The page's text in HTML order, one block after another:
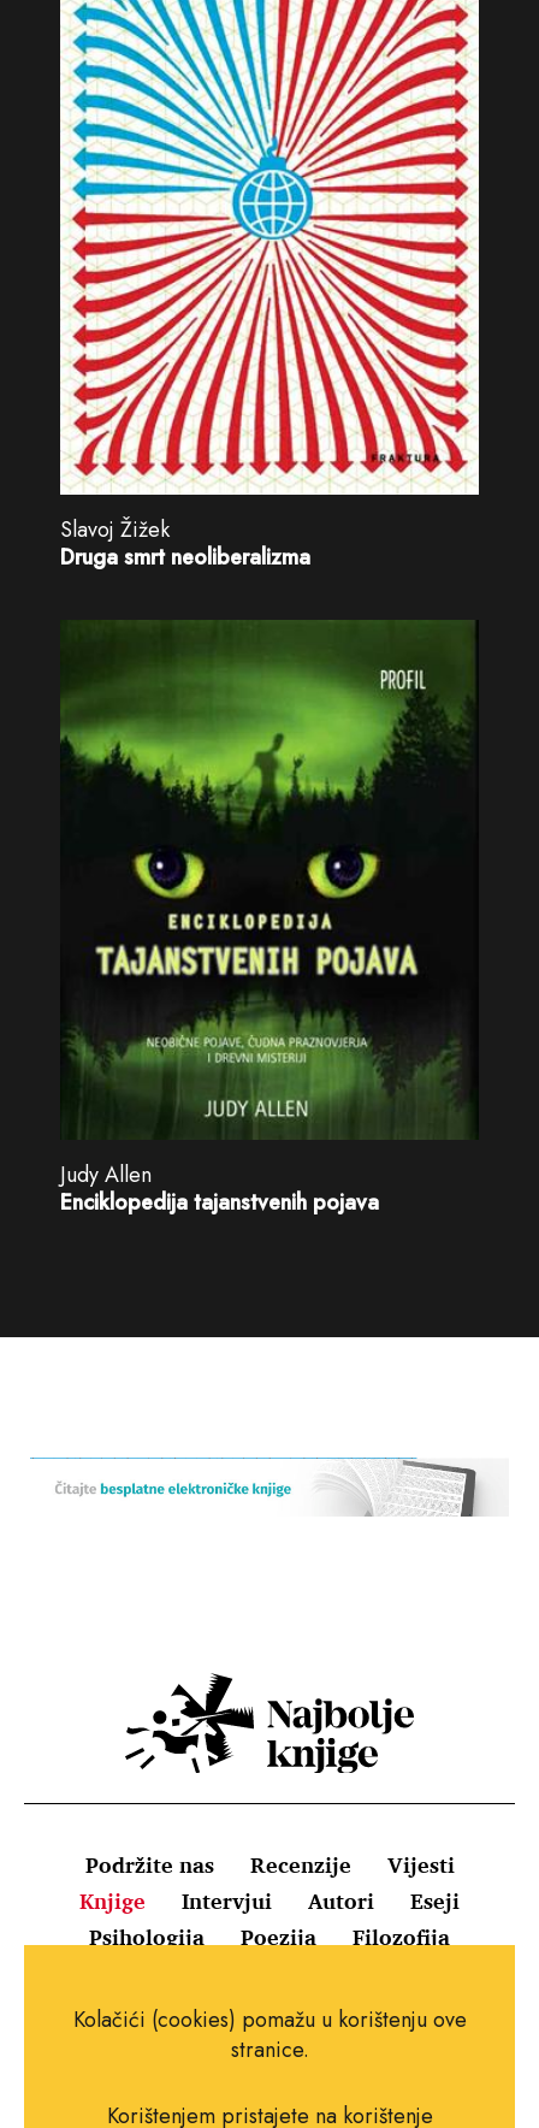
Slavoj Žižek
Druga smrt neoliberalizma
Judy Allen
Enciklopedija tajanstvenih pojava
Podržite nas Recenzije
Vijesti
Knjige
Intervjui Autori
Eseji
Psihologija
Poezija Filozofija
Uvjeti korištenja
Pravila o kolačićima
Impressum
Kolačići (cookies) pomažu u korištenju ove
stranice.
Korištenjem pristajete na korištenje